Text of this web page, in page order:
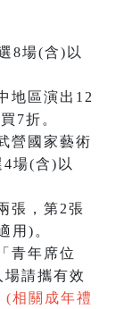
8場(含)以
地區演出12
7折。
營國家藝術
場(含)以
張，第2張
用)。
青年席位
請攜有效
(相關成年禮